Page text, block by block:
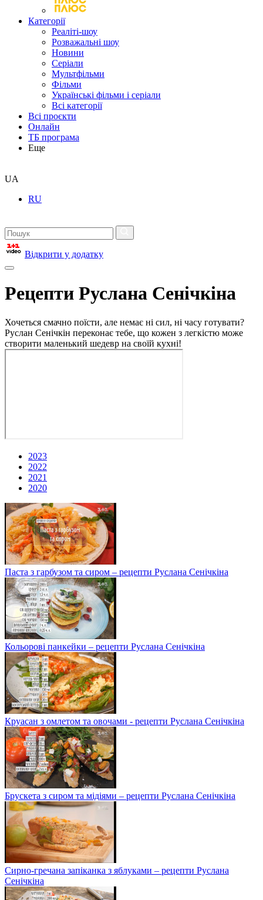
Категорії
Реаліті-шоу
Розважальні шоу
Новини
Серіали
Мультфільми
Фільми
Українські фільми і серіали
Всі категорії
Всі проєкти
Онлайн
ТБ програма
Еще
UA
RU
Відкрити у додатку
Рецепти Руслана Сенічкіна
Хочеться смачно поїсти, але немає ні сил, ні часу готувати?
Руслан Сенічкін переконає тебе, що кожен з легкістю може
створити маленький шедевр на своїй кухні!
2023
2022
2021
2020
Паста з гарбузом та сиром – рецепти Руслана Сенічкіна
Кольорові панкейки – рецепти Руслана Сенічкіна
Круасан з омлетом та овочами - рецепти Руслана Сенічкіна
Брускета з сиром та мідіями – рецепти Руслана Сенічкіна
Сирно-гречана запіканка з яблуками – рецепти Руслана
Сенічкіна